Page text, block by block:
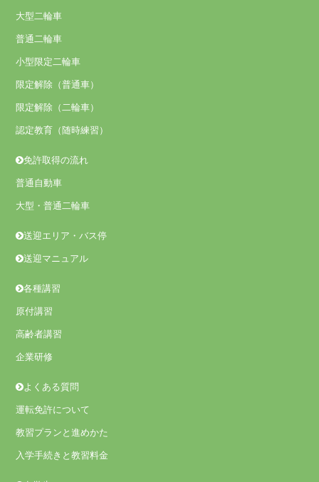
大型二輪車
普通二輪車
小型限定二輪車
限定解除（普通車）
限定解除（二輪車）
認定教育（随時練習）
免許取得の流れ
普通自動車
大型・普通二輪車
送迎エリア・バス停
送迎マニュアル
各種講習
原付講習
高齢者講習
企業研修
よくある質問
運転免許について
教習プランと進めかた
入学手続きと教習料金